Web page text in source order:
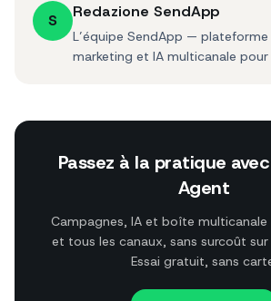
S Redazione SendApp
L’équipe SendApp —
marketing et IA multicanale pour
Passez à la pratique
Agent
Campagnes, IA et boîte multicanale
et tous les canaux, sans surcoût sur
Essai gratuit, sans